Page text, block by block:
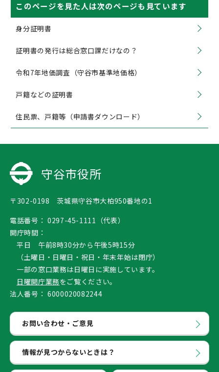
このページを見た人は次のページも見ています
身分証明書
証明書の発行は総合窓口課だけなの？
令和7年地価調査（守谷市基準地価格）
戸籍などの証明書
住民票、戸籍等（申請書ダウンロード）
守谷市役所
〒302-0198 茨城県守谷市大柏950番地の1
電話番号： 0297-45-1111（代表）
開庁時間：
平日 午前8時30分から午後5時15分
（土曜日・日曜日・祝日・年末年始は閉庁）
一部の窓口業務は日曜日に実施しています。
日曜開庁業務をご覧ください。
法人番号： 6000020082244
お問い合わせ・ご意見
情報が見つからないときは？